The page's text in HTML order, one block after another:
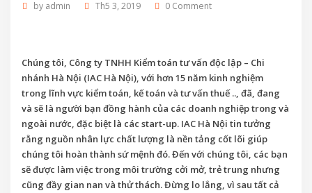
by admin Th5 3, 2019 0 Comment
Chúng tôi, Công ty TNHH Kiểm toán tư vấn độc lập – Chi
nhánh Hà Nội (IAC Hà Nội), với hơn 15 năm kinh nghiệm
trong lĩnh vực kiểm toán, kế toán và tư vấn thuế .., đã, đang
và sẽ là người bạn đồng hành của các doanh nghiệp trong và
ngoài nước, đặc biệt là các start-up. IAC Hà Nội tin tưởng
rằng nguồn nhân lực chất lượng là nền tảng cốt lõi giúp
chúng tôi hoàn thành sứ mệnh đó. Đến với chúng tôi, các bạn
sẽ được làm việc trong môi trường cởi mở, trẻ trung nhưng
cũng đầy gian nan và thử thách. Đừng lo lắng, vì sau tất cả